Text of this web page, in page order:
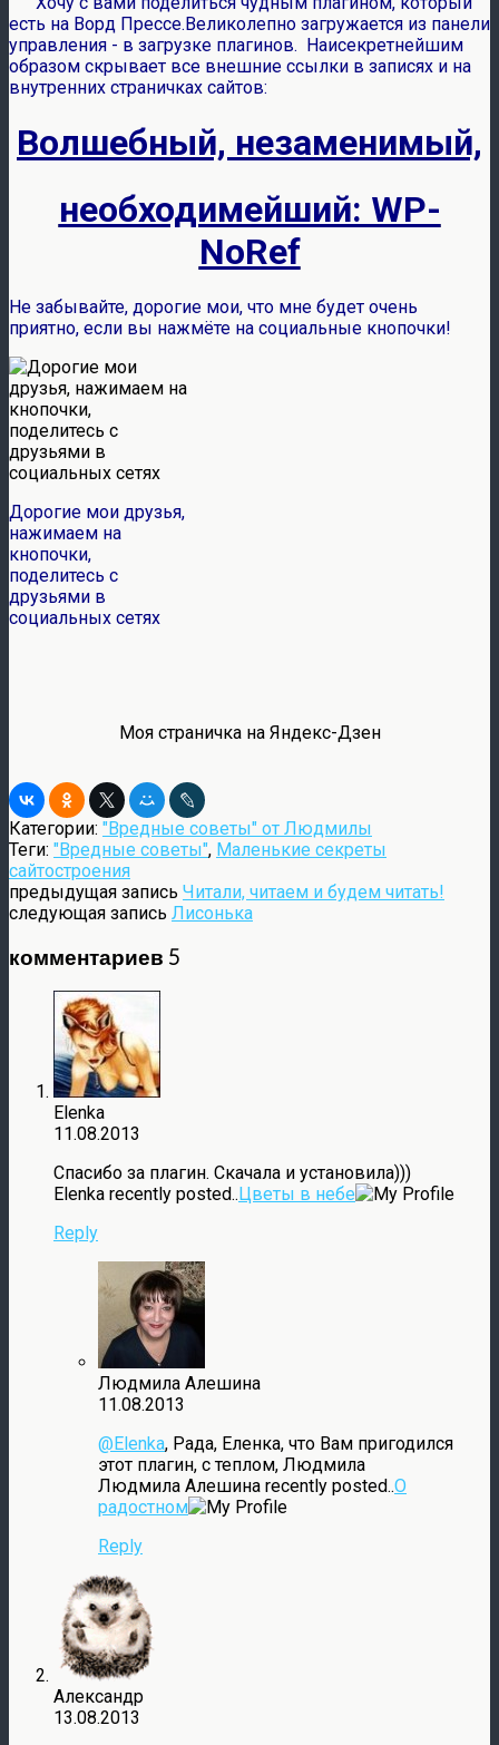
есть на Ворд Прессе.Великолепно загружается из панели
управления - в загрузке плагинов. Наисекретнейшим
образом скрывает все внешние ссылки в записях и на
внутренних страничках сайтов:
Волшебный, незаменимый,
необходимейший: WP-
NoRef
Не забывайте, дорогие мои, что мне будет очень
приятно, если вы нажмёте на социальные кнопочки!
Дорогие мои друзья,
нажимаем на
кнопочки,
поделитесь с
друзьями в
социальных сетях
Моя страничка на Яндекс-Дзен
Категории: "Вредные советы" от Людмилы
Теги: "Вредные советы", Маленькие секреты
сайтостроения
предыдущая запись Читали, читаем и будем читать!
следующая запись Лисонька
комментариев 5
Elenka
11.08.2013
Спасибо за плагин. Скачала и установила)))
Elenka recently posted.. Цветы в небе
Reply
Людмила Алешина
11.08.2013
@Elenka, Рада, Еленка, что Вам пригодился
этот плагин, с теплом, Людмила
Людмила Алешина recently posted..О
радостном
Reply
Александр
13.08.2013